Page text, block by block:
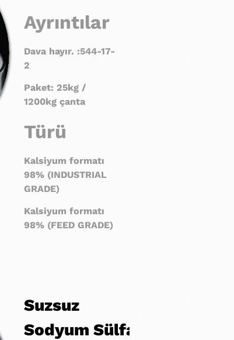
Ayrıntılar
Dava hayır. :544-17-
2
Paket: 25kg /
1200kg çanta
Türü
Kalsiyum formatı
98% (INDUSTRIAL
GRADE)
Kalsiyum formatı
98% (FEED GRADE)
Suzsuz
Sodyum Sülfat